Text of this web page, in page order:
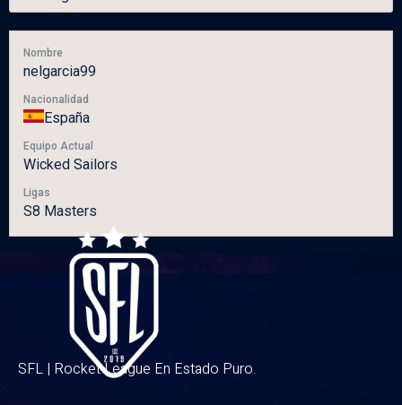
Nombre
nelgarcia99
Nacionalidad
España
Equipo Actual
Wicked Sailors
Ligas
S8 Masters
SFL | Rocket League En Estado Puro.